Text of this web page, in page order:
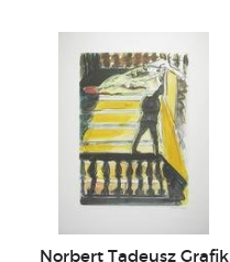
Norbert Tadeusz Grafik